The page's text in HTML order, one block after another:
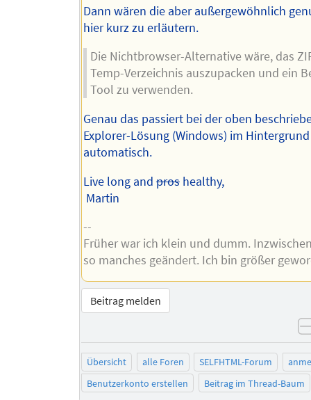
Dann wären die aber außergewöhnlich
hier kurz zu erläutern.
Die Nichtbrowser-Alternative wäre, das
Temp-Verzeichnis auszupacken und ein
Tool zu verwenden.
Genau das passiert bei der oben
Explorer-Lösung (Windows) im Hintergrund
automatisch.
Live long andproshealthy,
Martin
--
Früher war ich klein und dumm.
so manches geändert. Ich bin größer
Beitrag melden
Übersicht alle Foren SELFHTML-Forum
Benutzerkonto erstellen
Beitrag im Thread-Baum